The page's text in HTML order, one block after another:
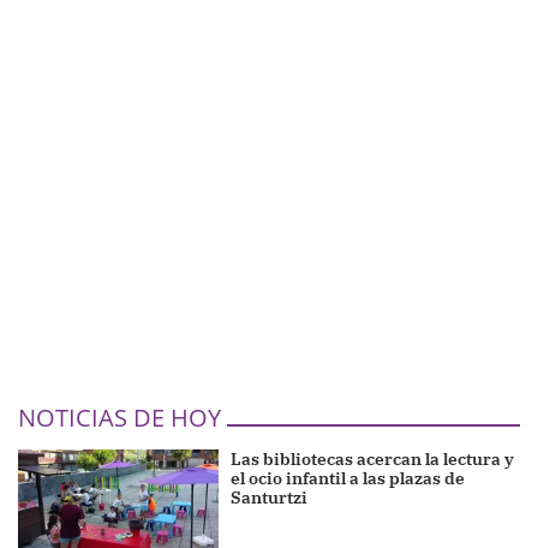
NOTICIAS DE HOY
Las bibliotecas acercan la lectura y
el ocio infantil a las plazas de
Santurtzi